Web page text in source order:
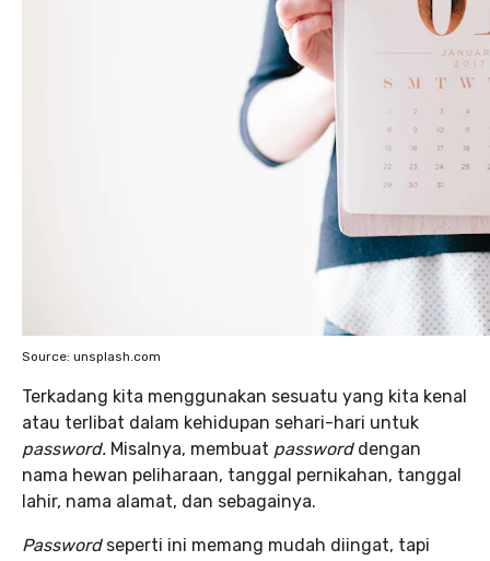
Source: unsplash.com
Terkadang kita menggunakan sesuatu yang kita kenal
atau terlibat dalam kehidupan sehari-hari untuk
password. Misalnya, membuat passworddengan
nama hewan peliharaan, tanggal pernikahan, tanggal
lahir, nama alamat, dan sebagainya.
Password seperti ini memang mudah diingat, tapi